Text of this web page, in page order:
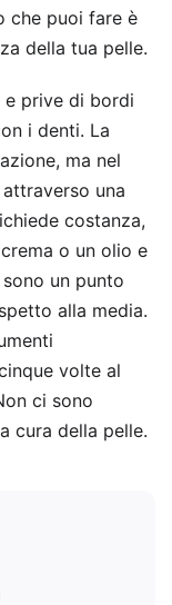
che puoi fare è
della tua pelle.
e prive di bordi
i denti. La
ma nel
una
costanza,
o un olio e
un punto
alla media.
volte al
ci sono
cura della pelle.